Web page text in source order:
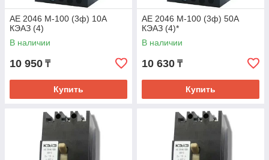
АЕ 2046 М-100 (3ф) 10А
КЭАЗ (4)
В наличии
10 950 ₸
Купить
АЕ 2046 М-100 (3ф) 50А
КЭАЗ (4)*
В наличии
10 630 ₸
Купить